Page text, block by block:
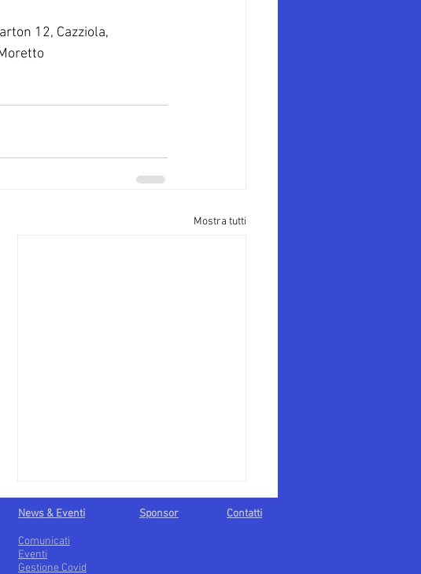
12, Cazziola,
Mostra tutti
News & Eventi
Comunicati
Eventi
Gestione Covid
Sponsor Contatti